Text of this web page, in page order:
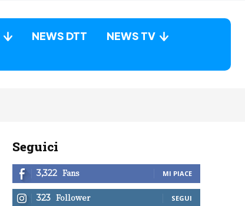
NEWS DTT
NEWS TV
Seguici
3,322 Fans MI PIACE
323 Follower SEGUI